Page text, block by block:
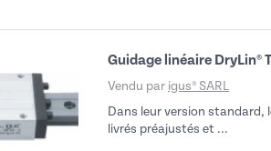
Guidage linéaire DryLin®
Vendu par igus® SARL
Dans leur version standard,
livrés préajustés et ...